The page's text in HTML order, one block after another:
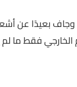
وجاف بعيدًا عن
الخارجي فقط ما